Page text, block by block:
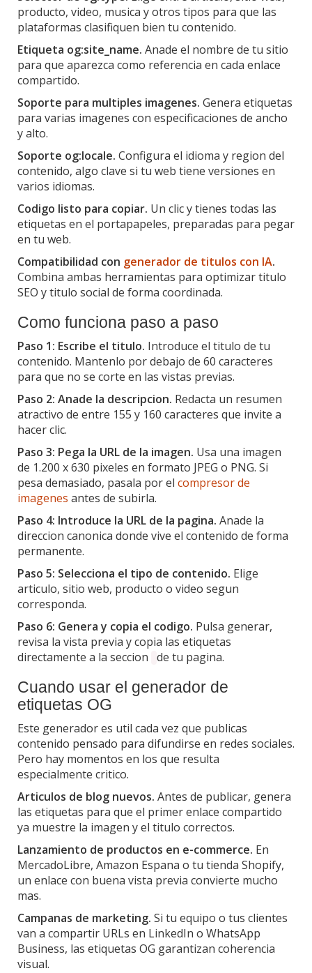
producto, video, musica y otros tipos para que las
plataformas clasifiquen bien tu contenido.
Etiqueta og:site_name. Anade el nombre de tu sitio
para que aparezca como referencia en cada enlace
compartido.
Soporte para multiples imagenes. Genera etiquetas
para varias imagenes con especificaciones de ancho
y alto.
Soporte og:locale. Configura el idioma y region del
contenido, algo clave si tu web tiene versiones en
varios idiomas.
Codigo listo para copiar. Un clic y tienes todas las
etiquetas en el portapapeles, preparadas para pegar
en tu web.
Compatibilidad con generador de titulos con IA.
Combina ambas herramientas para optimizar titulo
SEO y titulo social de forma coordinada.
Como funciona paso a paso
Paso 1: Escribe el titulo. Introduce el titulo de tu
contenido. Mantenlo por debajo de 60 caracteres
para que no se corte en las vistas previas.
Paso 2: Anade la descripcion. Redacta un resumen
atractivo de entre 155 y 160 caracteres que invite a
hacer clic.
Paso 3: Pega la URL de la imagen. Usa una imagen
de 1.200 x 630 pixeles en formato JPEG o PNG. Si
pesa demasiado, pasala por el compresor de
imagenes antes de subirla.
Paso 4: Introduce la URL de la pagina. Anade la
direccion canonica donde vive el contenido de forma
permanente.
Paso 5: Selecciona el tipo de contenido. Elige
articulo, sitio web, producto o video segun
corresponda.
Paso 6: Genera y copia el codigo. Pulsa generar,
revisa la vista previa y copia las etiquetas
directamente a la seccion de tu pagina.
Cuando usar el generador de
etiquetas OG
Este generador es util cada vez que publicas
contenido pensado para difundirse en redes sociales.
Pero hay momentos en los que resulta
especialmente critico.
Articulos de blog nuevos. Antes de publicar, genera
las etiquetas para que el primer enlace compartido
ya muestre la imagen y el titulo correctos.
Lanzamiento de productos en e-commerce. En
MercadoLibre, Amazon Espana o tu tienda Shopify,
un enlace con buena vista previa convierte mucho
mas.
Campanas de marketing. Si tu equipo o tus clientes
van a compartir URLs en LinkedIn o WhatsApp
Business, las etiquetas OG garantizan coherencia
visual.